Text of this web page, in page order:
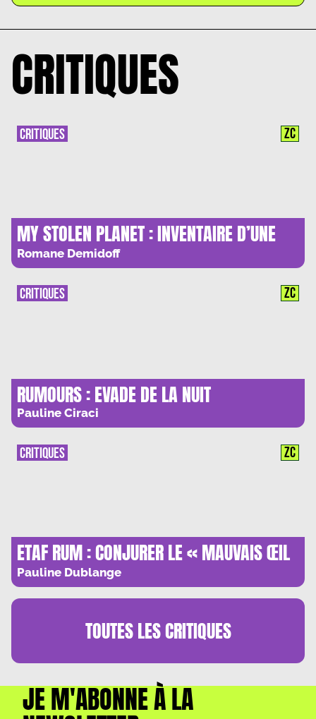
CRITIQUES
MY STOLEN PLANET : INVENTAIRE D’UNE
VIE PASSEE
Romane Demidoff
CRITIQUES ZC
RUMOURS : EVADE DE LA NUIT
Pauline Ciraci
CRITIQUES ZC
ETAF RUM : CONJURER LE « MAUVAIS ŒIL
»
Pauline Dublange
CRITIQUES ZC
TOUTES LESCRITIQUES
JE M'ABONNE À LA